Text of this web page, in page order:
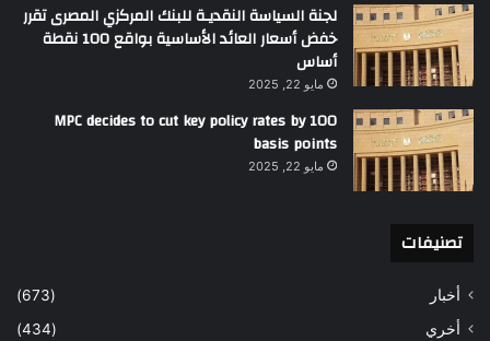
لجنة السياسة النقديـة للبنك المركزي المصرى تقرر
خفض أسعار العائد الأساسية بواقع 100 نقطة
أساس
مايو 22, 2025
MPC decides to cut key policy rates by 100
basis points
مايو 22, 2025
تصنيفات
أخبار
(673)
أخري
(434)